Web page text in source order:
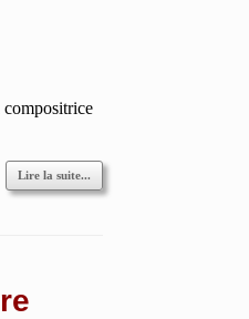
compositrice
Lire la suite...